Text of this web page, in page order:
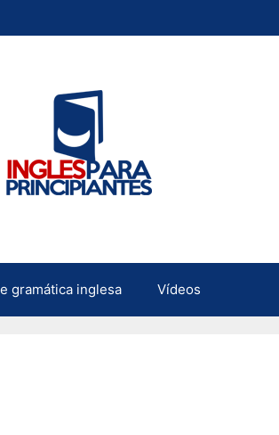
gramática inglesa Vídeos